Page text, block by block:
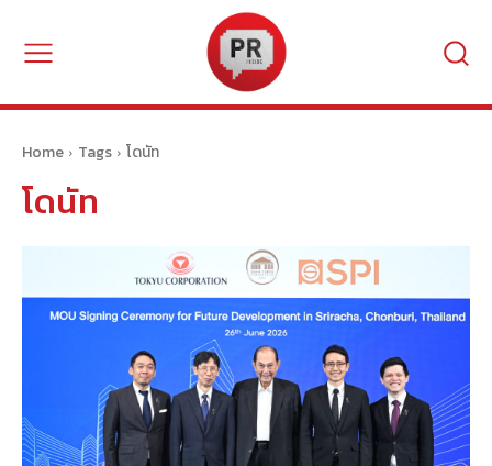
Home Tags โดนัท
โดนัท